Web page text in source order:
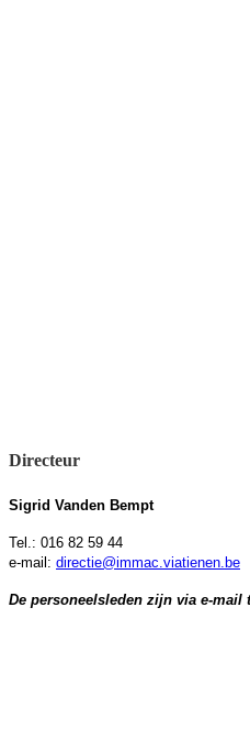
Directeur
Sigrid Vanden Bempt
Tel.: 016 82 59 44
e-mail: directie@immac.viatienen.be
De personeelsleden zijn via e-mail